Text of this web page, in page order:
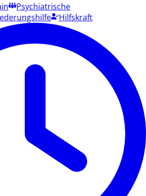
Psychiatrische
Hilfskraft